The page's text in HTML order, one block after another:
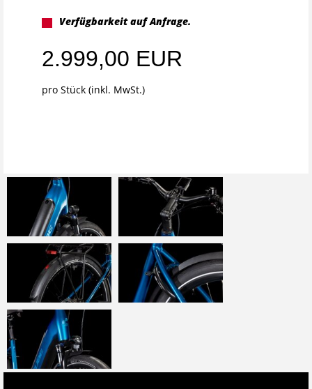
Verfügbarkeit auf Anfrage.
2.999,00 EUR
pro Stück (inkl. MwSt.)